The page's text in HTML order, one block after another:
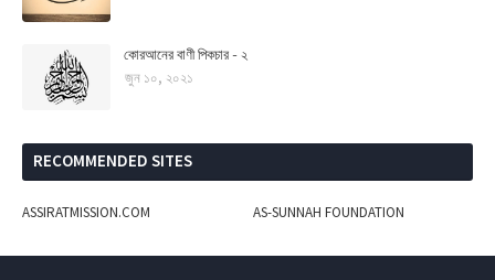
কোরআনের বাণী পিকচার - ২
জুন ১০, ২০২১
RECOMMENDED SITES
ASSIRATMISSION.COM AS-SUNNAH FOUNDATION